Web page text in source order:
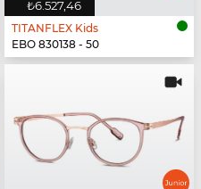
₺6.527,46
TITANFLEX Kids
EBO 830138 - 50